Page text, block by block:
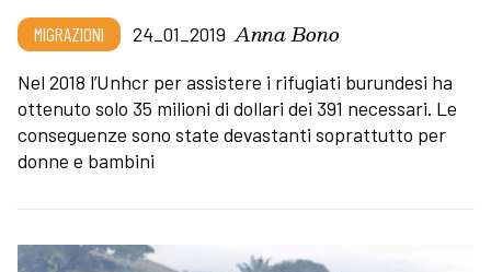
MIGRAZIONI 24_01_2019 Anna Bono
Nel 2018 l’Unhcr per assistere i rifugiati burundesi ha
ottenuto solo 35 milioni di dollari dei 391 necessari. Le
conseguenze sono state devastanti soprattutto per
donne e bambini